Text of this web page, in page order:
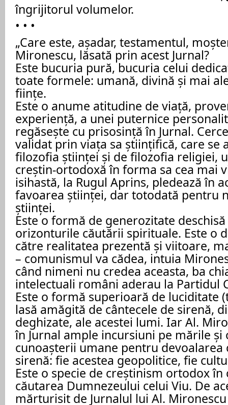
îngrijitorul volumelor.
• • •
„Care este, așadar, testamentul,
Mironescu, lăsată prin acest Jurnal?
Este bucuria pură, bucuria celui
toate formele: umană, divină și mai
ființe.
Este o anume atitudine de viață,
experiență, a unei puternice
regăsește cu prisosință în Jurnal.
validat prin viața sa științifică, care se
filozofia științei și de filozofia religiei,
creștin-ortodoxă în forma sa cea mai
isihastă, la Rugul Aprins, pledează în
favoarea științei, dar totodată pentru
științei.
Este o formă de generozitate
orizonturile căutării spirituale. Este o
către realitatea prezentă și viitoare,
– comunismul va cădea, intuia
când nimeni nu credea aceasta, ba
intelectuali români aderau la Partidul
Este o formă superioară de luciditate
lasă amăgită de cântecele de sirenă,
deghizate, ale acestei lumi. Iar Al.
în Jurnal ample incursiuni pe mările și
cunoașterii umane pentru devoalarea
sirenă: fie acestea geopolitice, fie
Este o specie de creștinism ortodox
căutarea Dumnezeului celui Viu. De
mărturisit de Jurnalul lui Al.